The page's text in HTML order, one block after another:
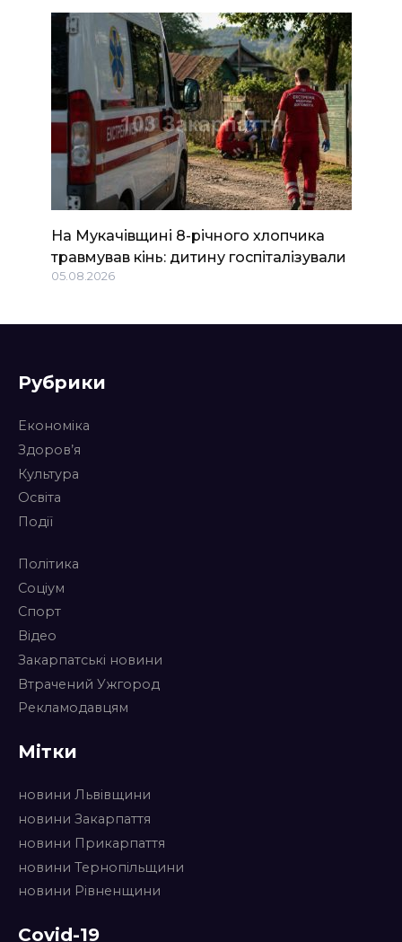
На Мукачівщині 8-річного хлопчика
травмував кінь: дитину госпіталізували
05.08.2026
Рубрики
Економіка
Здоров’я
Культура
Освіта
Події
Політика
Соціум
Спорт
Відео
Закарпатські новини
Втрачений Ужгород
Рекламодавцям
Мітки
новини Львівщини
новини Закарпаття
новини Прикарпаття
новини Тернопільщини
новини Рівненщини
Covid-19